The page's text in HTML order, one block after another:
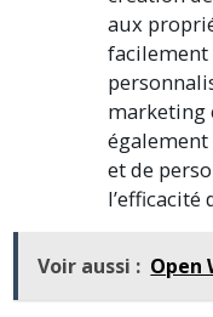
aux
facilement
marketing
et de
l’efficacité
Voir aussi : Open